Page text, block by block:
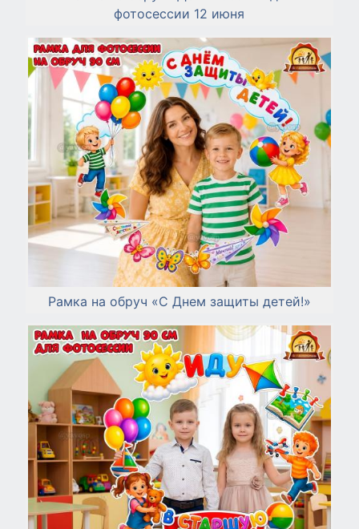
фотосессии 12 июня
Рамка на обруч «С Днем защиты детей!»